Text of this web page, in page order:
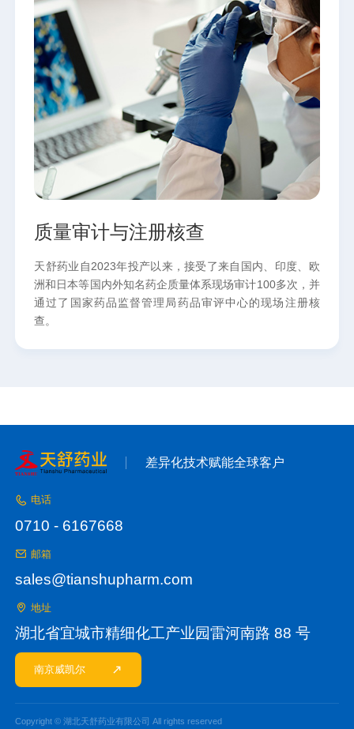
质量审计与注册核查
天舒药业自2023年投产以来，接受了来自国内、印度、欧
洲和日本等国内外知名药企质量体系现场审计100多次，并
通过了国家药品监督管理局药品审评中心的现场注册核
查。
差异化技术赋能全球客户
电话
0710 - 6167668
邮箱
sales@tianshupharm.com
地址
湖北省宜城市精细化工产业园雷河南路 88 号
南京威凯尔
Copyright © 湖北天舒药业有限公司 All rights reserved